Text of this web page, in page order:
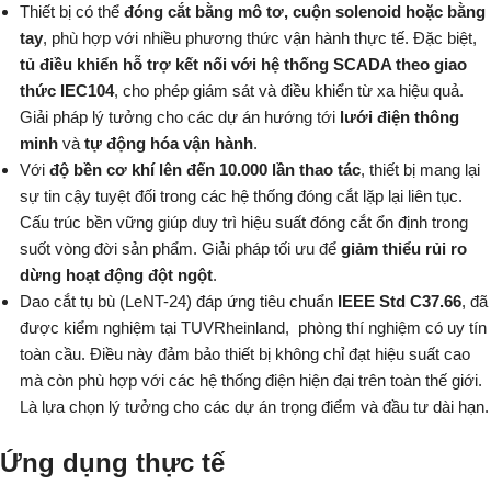
Thiết bị có thể đóng cắt bằng mô tơ, cuộn solenoid hoặc bằng
tay, phù hợp với nhiều phương thức vận hành thực tế. Đặc biệt,
tủ điều khiển hỗ trợ kết nối với hệ thống SCADA theo giao
thức IEC104, cho phép giám sát và điều khiển từ xa hiệu quả.
Giải pháp lý tưởng cho các dự án hướng tới lưới điện thông
minh và tự động hóa vận hành.
Với độ bền cơ khí lên đến 10.000 lần thao tác, thiết bị mang lại
sự tin cậy tuyệt đối trong các hệ thống đóng cắt lặp lại liên tục.
Cấu trúc bền vững giúp duy trì hiệu suất đóng cắt ổn định trong
suốt vòng đời sản phẩm. Giải pháp tối ưu để giảm thiểu rủi ro
dừng hoạt động đột ngột.
Dao cắt tụ bù (LeNT-24) đáp ứng tiêu chuẩn IEEE Std C37.66, đã
được kiểm nghiệm tại TUVRheinland, phòng thí nghiệm có uy tín
toàn cầu. Điều này đảm bảo thiết bị không chỉ đạt hiệu suất cao
mà còn phù hợp với các hệ thống điện hiện đại trên toàn thế giới.
Là lựa chọn lý tưởng cho các dự án trọng điểm và đầu tư dài hạn.
Ứng dụng thực tế